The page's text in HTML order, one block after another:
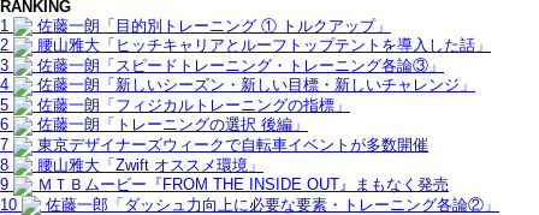
RANKING
1
佐藤一朗「目的別トレーニング ① トルクアップ」
2
腰山雅大「ヒッチキャリアとルーフトップテントを導入した話」
3
佐藤一朗「スピードトレーニング・トレーニング各論③」
4
佐藤一朗「新しいシーズン・新しい目標・新しいチャレンジ」
5
佐藤一朗「フィジカルトレーニングの指標」
6
佐藤一朗「トレーニングの選択 後編」
7
東京デザイナーズウィークで自転車イベントが多数開催
8
腰山雅大「Zwift オススメ環境」
9
ＭＴＢムービー『FROM THE INSIDE OUT』まもなく発売
10
佐藤一郎「ダッシュ力向上に必要な要素・トレーニング各論②」